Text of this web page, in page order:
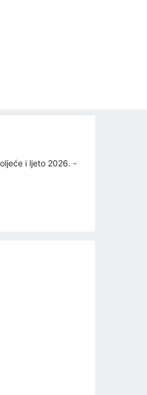
i ljeto 2026. -